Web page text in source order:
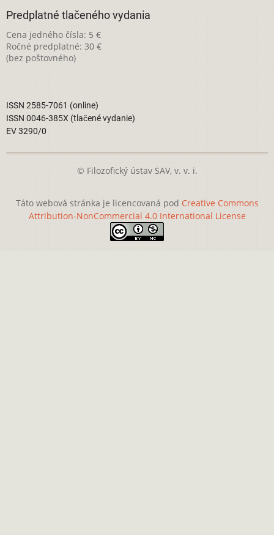
Predplatné tlačeného vydania
Cena jedného čísla: 5 €
Ročné predplatné: 30 €
(bez poštovného)
ISSN 2585-7061 (online)
ISSN 0046-385X (tlačené vydanie)
EV 3290/0
© Filozofický ústav SAV, v. v. i.
Táto webová stránka je licencovaná pod Creative Commons
Attribution-NonCommercial 4.0 International License